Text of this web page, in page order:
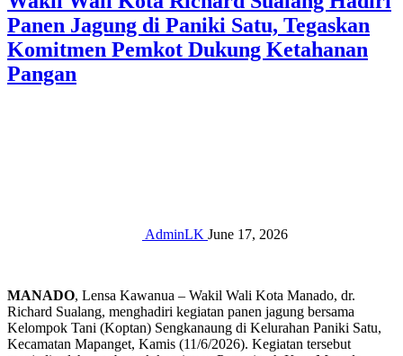
Panen Jagung di Paniki Satu, Tegaskan
Komitmen Pemkot Dukung Ketahanan
Pangan
AdminLK June 17, 2026
MANADO, Lensa Kawanua – Wakil Wali Kota Manado, dr.
Richard Sualang, menghadiri kegiatan panen jagung bersama
Kelompok Tani (Koptan) Sengkanaung di Kelurahan Paniki Satu,
Kecamatan Mapanget, Kamis (11/6/2026). Kegiatan tersebut